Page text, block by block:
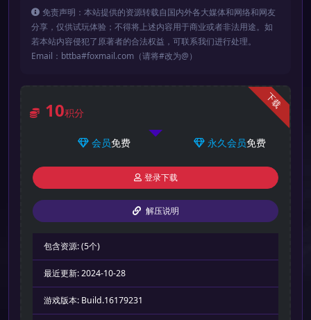
免责声明：本站提供的资源转载自国内外各大媒体和网络和网友
分享，仅供试玩体验；不得将上述内容用于商业或者非法用途。如
若本站内容侵犯了原著者的合法权益，可联系我们进行处理。
Email：bttba#foxmail.com（请将#改为@）
下载
10积分
会员免费 永久会员免费
登录下载
解压说明
包含资源:(5个)
最近更新:2024-10-28
游戏版本: Build.16179231